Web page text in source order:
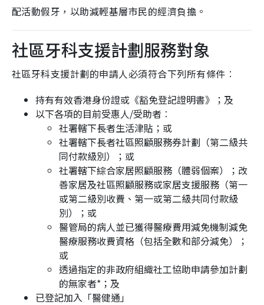
配活動假牙，以助減輕基層市民的經濟負擔。
社區牙科支援計劃服務對象
社區牙科支援計劃的申請人必須符合下列所有條件︰
持有有效香港身份證或《豁免登記證明書》；及
以下各項的目前受惠人/受助者︰
社署轄下長者生活津貼；或
社署轄下長者社區照顧服務券計劃（第二級共
同付款級別）；或
社署轄下綜合家居照顧服務（體弱個案）；改
善家居及社區照顧服務或家居支援服務（第一
或第二級別收費、第一或第二級共同付款級
別）；或
醫管局的病人並已獲得醫療費用減免機制減免
醫療服務收費資格（包括全數和部分減免）；
或
透過指定的非政府組織社工協助申請參加計劃
的無家者*；及
已登記加入「醫健通」